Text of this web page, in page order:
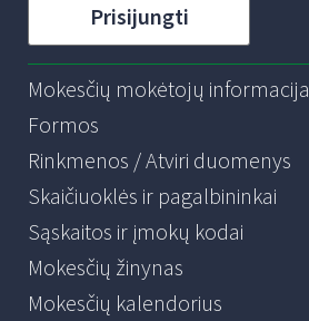
Prisijungti
Mokesčių mokėtojų informacija
Formos
Rinkmenos / Atviri duomenys
Skaičiuoklės ir pagalbininkai
Sąskaitos ir įmokų kodai
Mokesčių žinynas
Mokesčių kalendorius